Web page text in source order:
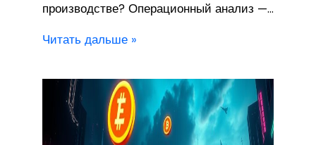
производстве? Операционный анализ —…
Читать дальше »